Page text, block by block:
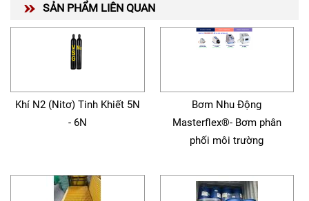
SẢN PHẨM LIÊN QUAN
Khí N2 (Nitơ) Tinh Khiết 5N
- 6N
Bơm Nhu Động
Masterflex®- Bơm phân
phối môi trường